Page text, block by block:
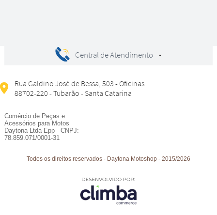
Central de Atendimento
Rua Galdino José de Bessa, 503 - Oficinas
88702-220 - Tubarão - Santa Catarina
Comércio de Peças e
Acessórios para Motos
Daytona Ltda Epp - CNPJ:
78.859.071/0001-31
Todos os direitos reservados -Daytona Motoshop -2015/2026